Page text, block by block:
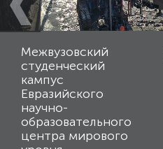
Межвузовский
студенческий
кампус
Евразийского
научно-
образовательного
центра мирового